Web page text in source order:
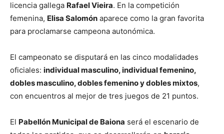
licencia gallega Rafael Vieira. En la competición
femenina, Elisa Salomón aparece como la gran favorita
para proclamarse campeona autonómica.
El campeonato se disputará en las cinco modalidades
oficiales: individual masculino, individual femenino,
dobles masculino, dobles femenino y dobles mixtos,
con encuentros al mejor de tres juegos de 21 puntos.
El Pabellón Municipal de Baiona será el escenario de